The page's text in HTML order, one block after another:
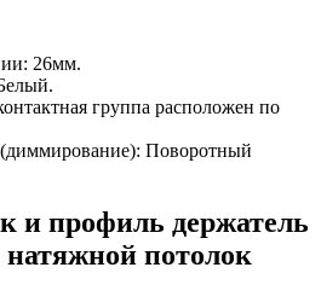
26мм.
группа расположен по
Поворотный
и профиль держатель
натяжной потолок